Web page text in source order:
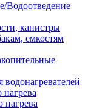
Водоотведение
канистры
емкостям
нагрева